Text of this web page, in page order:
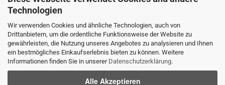
Technologien
Wir verwenden Cookies und ähnliche Technologien, auch von
Drittanbietern, um die ordentliche Funktionsweise der Website zu
gewährleisten, die Nutzung unseres Angebotes zu analysieren und Ihnen
ein bestmögliches Einkaufserlebnis bieten zu können. Weitere
Informationen finden Sie in unserer Datenschutzerklärung.
Alle Akzeptieren